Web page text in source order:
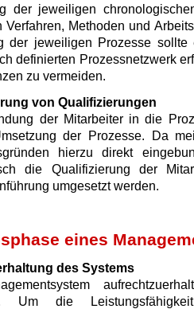
der jeweiligen
Verfahren, Methoden und
der jeweiligen Prozesse
definierten Prozessnetzwerk
zu vermeiden.
von Qualifizierungen
der Mitarbeiter in die
der Prozesse. Da
hierzu direkt
die Qualifizierung der
umgesetzt werden.
eines
des Systems
Um die